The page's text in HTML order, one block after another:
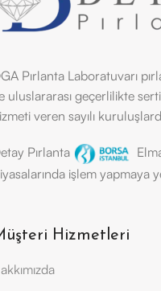
Pırlanta Laboratuvarı
uluslararası geçerlilikte
veren sayılı
Pırlanta
işlem yapmaya
Hizmetleri